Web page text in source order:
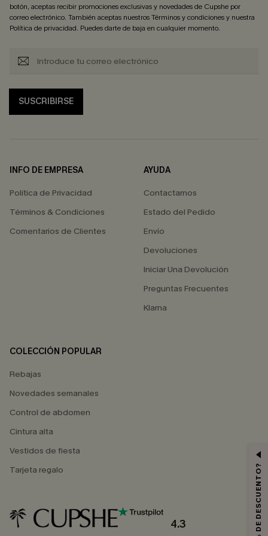
botón, aceptas recibir promociones exclusivas y novedades de Cupshe por
correo electrónico. También aceptas nuestrosTérminos y condicionesy nuestra
Política de privacidad. Puedes darte de baja en cualquier momento.
SUSCRIBIRSE
INFO DE EMPRESA
Política de Privacidad
Términos & Condiciones
Comentarios de Clientes
AYUDA
Contactarnos
Estado del Pedido
Envío
Devoluciones
Iniciar Una Devolución
Preguntas Frecuentes
Klarna
COLECCIÓN POPULAR
Rebajas
Novedades semanales
Control de abdomen
Cintura alta
Vestidos de fiesta
Tarjeta regalo
4.3